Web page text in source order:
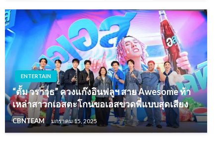
ENTERTAIN
“ตั้ม วราวุธ” ควงแก๊งอินฟลูฯ สาย Awesome ท้า
เหล่าสาวกเอสตะโกนขอเอสขวดพี่แบบสุดเสียง
CBNTEAM มกราคม 15, 2025